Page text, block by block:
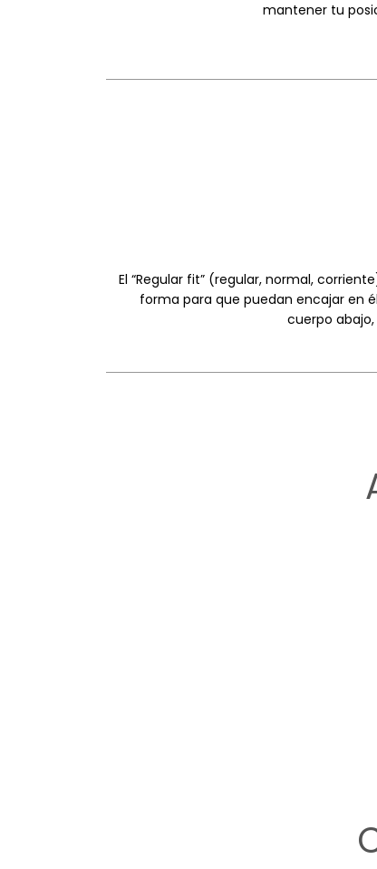
mantener tu
El “Regular fit” (regular, normal,
forma para que puedan encajar en
cuerpo